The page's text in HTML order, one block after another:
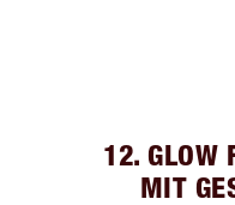
12. GLOW
MIT